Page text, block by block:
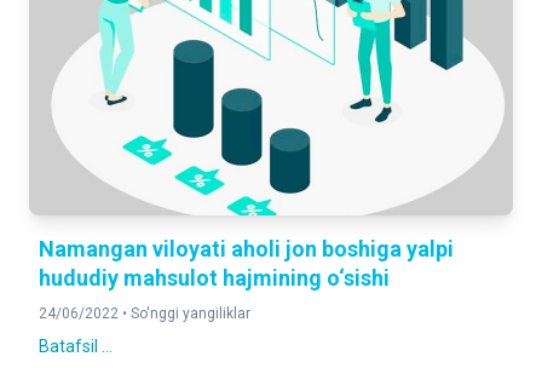
Namangan viloyati aholi jon boshiga yalpi
hududiy mahsulot hajmining o‘sishi
24/06/2022 • So'nggi yangiliklar
Batafsil ...